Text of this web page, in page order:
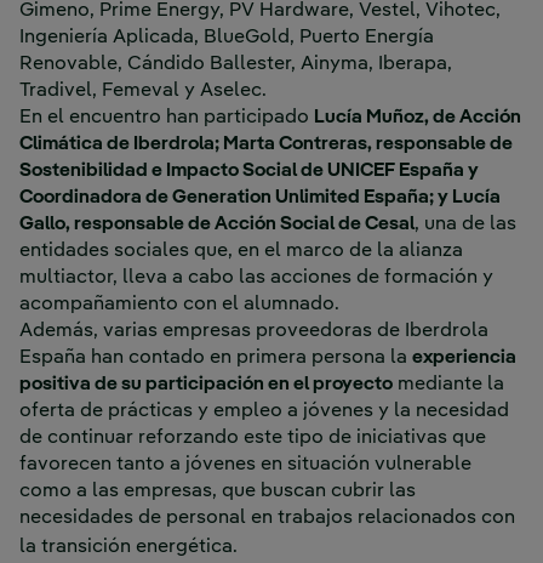
Gimeno, Prime Energy, PV Hardware, Vestel, Vihotec,
Ingeniería Aplicada, BlueGold, Puerto Energía
Renovable, Cándido Ballester, Ainyma, Iberapa,
Tradivel, Femeval y Aselec.
En el encuentro han participado Lucía Muñoz, de Acción
Climática de Iberdrola; Marta Contreras, responsable de
Sostenibilidad e Impacto Social de UNICEF España y
Coordinadora de Generation Unlimited España; y Lucía
Gallo, responsable de Acción Social de Cesal, una de las
entidades sociales que, en el marco de la alianza
multiactor, lleva a cabo las acciones de formación y
acompañamiento con el alumnado.
Además, varias empresas proveedoras de Iberdrola
España han contado en primera persona la experiencia
positiva de su participación en el proyecto mediante la
oferta de prácticas y empleo a jóvenes y la necesidad
de continuar reforzando este tipo de iniciativas que
favorecen tanto a jóvenes en situación vulnerable
como a las empresas, que buscan cubrir las
necesidades de personal en trabajos relacionados con
la transición energética.